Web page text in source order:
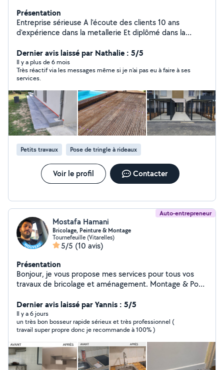
Présentation
Entreprise sérieuse A l'écoute des clients 10 ans
d'expérience dans la metallerie Et diplômé dans la
Dernier avis laissé par Nathalie : 5/5
Il y a plus de 6 mois
Très réactif via les messages même si je n'ai pas eu à faire à ses
services.
Petits travaux Pose de tringle à rideaux
Voir le profil Contacter
Auto-entrepreneur
Mostafa Hamani
Bricolage, Peinture & Montage
Tournefeuille (Vitarelles)
5/5 (10 avis)
Présentation
Bonjour, je vous propose mes services pour tous vos
travaux de bricolage et aménagement. Montage & Pose
accroche de tableaux et miroirs. Aménagement
extérieur : Montage de piscines hors-sol et
entretien/création de terrasses. Rénovation &
Dépannage : Peinture, pose de tapisserie, petite
électricité et petite plomberie. Travail propre, soigné et
rapide. N'hésitez pas à me contacter pour échanger sur
votre projet !
Dernier avis laissé par Yannis : 5/5
Il y a 6 jours
un très bon bosseur rapide sérieux et très professionnel (
travail super propre donc je recommande à 100% )